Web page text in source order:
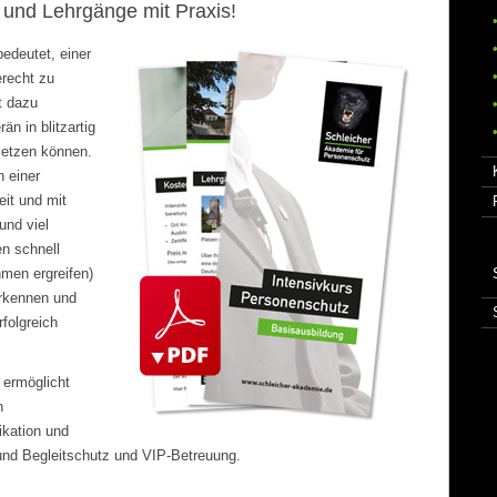
Lehrgänge mit Praxis!
einer
zu
dazu
in blitzartig
können.
einer
und mit
viel
schnell
ergreifen)
und
und
Begleitschutz und VIP-Betreuung.